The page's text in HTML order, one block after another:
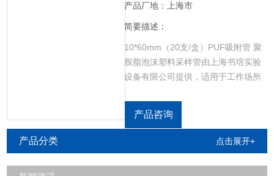
产品厂地：上海市
简要描述：
10*60mm（20支/盒）PUF吸附管 聚
胺脂泡沫塑料采样管由上海书培实验
设备有限公司提供，适用于工作场所
有毒物质测定有机磷农药》。
产品咨询
产品分类 点击展开+